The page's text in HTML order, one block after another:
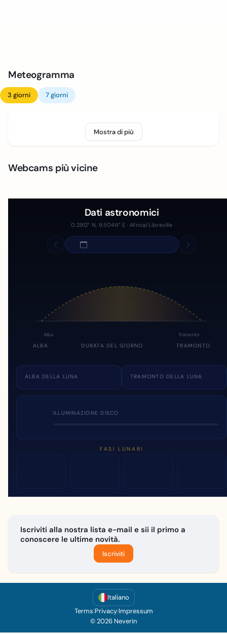
Meteogramma
3 giorni 7 giorni
Mostra di più
Webcams più vicine
Dati astronomici
0.2912° N, 9.5046° E · Africa/Libreville
Alba Tramonto
ALBA DURATA DEL GIORNO TRAMONTO
ALBA DELLA LUNA TRAMONTO DELLA LUNA
ILLUMINAZIONE DISCO
FASI LUNARI
Iscriviti alla nostra lista e-mail e sii il primo a
conoscere le ultime novità.
Iscriviti
Italiano
Terms|Privacy|Impressum
© 2026 Neverin